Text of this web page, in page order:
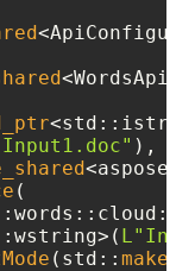
(
(std::